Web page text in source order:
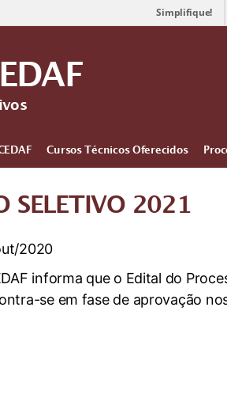
Simplifique!
Cursos Técnicos Oferecidos
SELETIVO 2021
2020
informa que o Edital do
se em fase de aprovação